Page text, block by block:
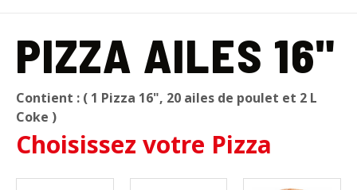
PIZZA AILES 16"
Contient : ( 1 Pizza 16", 20 ailes de poulet et 2 L
Coke )
Choisissez votre Pizza